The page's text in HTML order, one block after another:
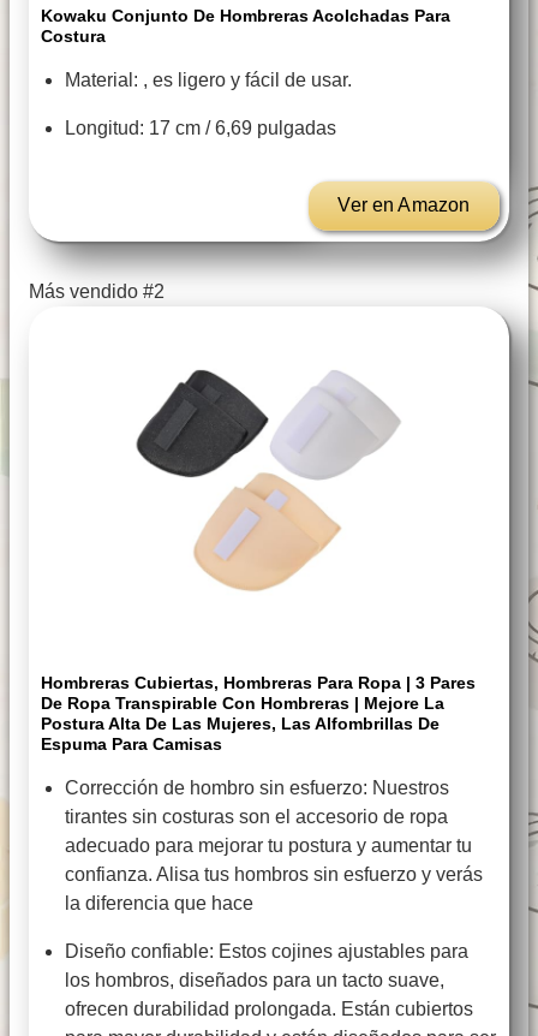
Kowaku Conjunto De Hombreras Acolchadas Para
Costura
Material: , es ligero y fácil de usar.
Longitud: 17 cm / 6,69 pulgadas
Ver en Amazon
Más vendido #2
Hombreras Cubiertas, Hombreras Para Ropa | 3 Pares
De Ropa Transpirable Con Hombreras | Mejore La
Postura Alta De Las Mujeres, Las Alfombrillas De
Espuma Para Camisas
Corrección de hombro sin esfuerzo: Nuestros
tirantes sin costuras son el accesorio de ropa
adecuado para mejorar tu postura y aumentar tu
confianza. Alisa tus hombros sin esfuerzo y verás
la diferencia que hace
Diseño confiable: Estos cojines ajustables para
los hombros, diseñados para un tacto suave,
ofrecen durabilidad prolongada. Están cubiertos